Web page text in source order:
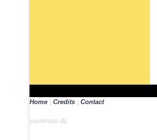
Home Credits Contact
sostenuto da